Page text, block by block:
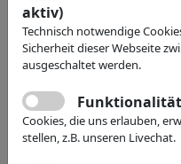
Veranstaltungen
CeramOptec
Webseite
aktiv)
Technisch notwendige
Sicherheit dieser Webseite
ausgeschaltet werden.
Funktionalität
Cookies, die uns erlauben,
stellen, z.B. unseren Livechat.